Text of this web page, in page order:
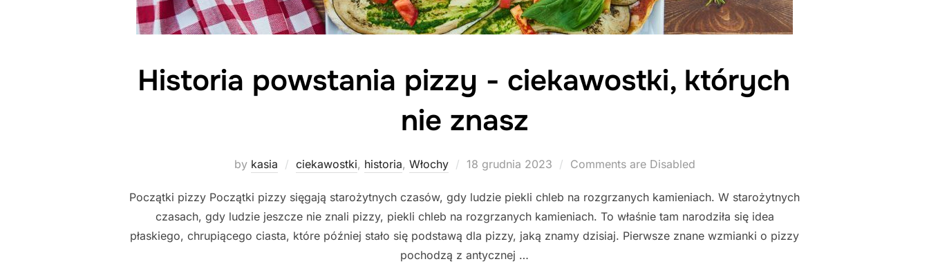
Historia powstania pizzy - ciekawostki, których
nie znasz
by kasia ciekawostki, historia, Włochy
Posted
18 grudnia 2023 Comments are Disabled
Początki pizzy Początki pizzy sięgają starożytnych czasów, gdy ludzie piekli chleb na rozgrzanych kamieniach. W starożytnych
czasach, gdy ludzie jeszcze nie znali pizzy, piekli chleb na rozgrzanych kamieniach. To właśnie tam narodziła się idea
płaskiego, chrupiącego ciasta, które później stało się podstawą dla pizzy, jaką znamy dzisiaj. Pierwsze znane wzmianki o pizzy
pochodzą z antycznej …